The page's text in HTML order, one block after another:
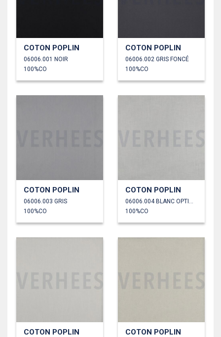
COTON POPLIN
06006.001 NOIR
100%CO
COTON POPLIN
06006.002 GRIS FONCÉ
100%CO
COTON POPLIN
06006.003 GRIS
100%CO
COTON POPLIN
100%CO
COTON POPLIN COTON POPLIN